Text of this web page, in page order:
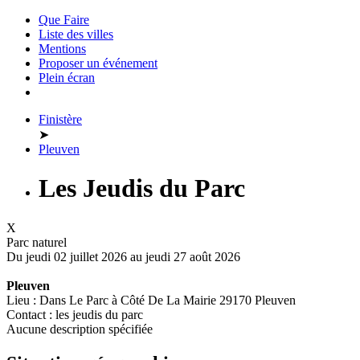
Que Faire
Liste des villes
Mentions
Proposer un événement
Plein écran
Finistère
➤
Pleuven
Les Jeudis du Parc
X
Parc naturel
Du jeudi 02 juillet 2026 au jeudi 27 août 2026
Pleuven
Lieu : Dans Le Parc à Côté De La Mairie 29170 Pleuven
Contact : les jeudis du parc
Aucune description spécifiée